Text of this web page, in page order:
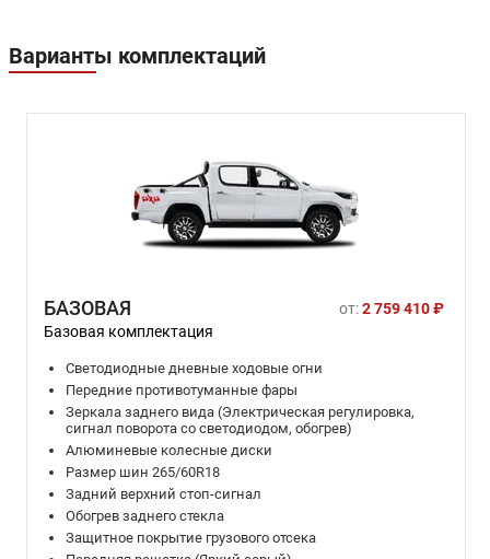
Варианты комплектаций
БАЗОВАЯ от:2 759 410 ₽
Базовая комплектация
Светодиодные дневные ходовые огни
Передние противотуманные фары
Зеркала заднего вида (Электрическая регулировка,
сигнал поворота со светодиодом, обогрев)
Алюминевые колесные диски
Размер шин 265/60R18
Задний верхний стоп‑сигнал
Обогрев заднего стекла
Защитное покрытие грузового отсека